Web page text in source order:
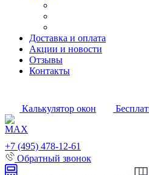
Доставка и оплата
Акции и новости
Отзывы
Контакты
Калькулятор окон
+7 (495) 478-12-61
Обратный звонок